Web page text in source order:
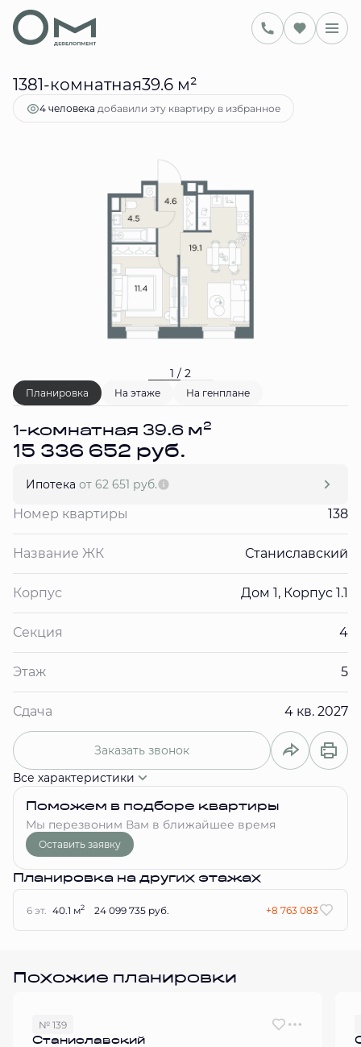
1-комнатная39.6 м 15 336 652 руб.
Ипотекаот 62 651 руб.
1381-комнатная39.6 м²
18 человек смотрели эту квартиру за 24 часа
1 / 2
Планировка На этаже На генплане
1-комнатная 39.6 м2
15 336 652 руб.
Ипотека от 62 651 руб.
Номер квартиры 138
Название ЖК Станиславский
Корпус Дом 1, Корпус 1.1
Секция 4
Этаж 5
Сдача 4 кв. 2027
Заказать звонок
Все характеристики
Поможем в подборе квартиры
Мы перезвоним Вам в ближайшее время
Оставить заявку
Планировка на других этажах
6 эт. 40.1 м2 24 099 735 руб. +8 763 083
Похожие планировки
№ 139
Станиславский